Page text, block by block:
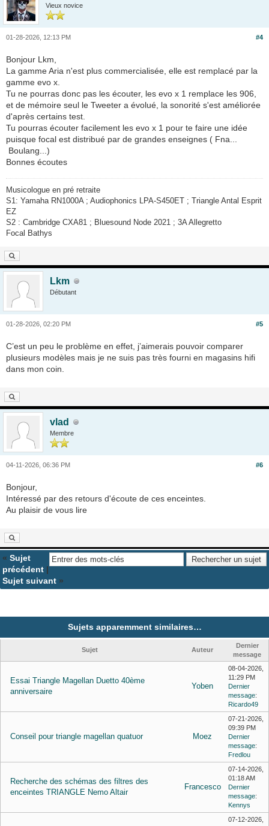
Vieux novice
#4
01-28-2026, 12:13 PM
Bonjour Lkm,
La gamme Aria n'est plus commercialisée, elle est remplacé par la
gamme evo x.
Tu ne pourras donc pas les écouter, les evo x 1 remplace les 906,
et de mémoire seul le Tweeter a évolué, la sonorité s'est améliorée
d'après certains test.
Tu pourras écouter facilement les evo x 1 pour te faire une idée
puisque focal est distribué par de grandes enseignes ( Fna...
Boulang...)
Bonnes écoutes
Musicologue en pré retraite
S1: Yamaha RN1000A ; Audiophonics LPA-S450ET ; Triangle Antal Esprit
EZ
S2 : Cambridge CXA81 ; Bluesound Node 2021 ; 3A Allegretto
Focal Bathys
Lkm
Débutant
#5
01-28-2026, 02:20 PM
C’est un peu le problème en effet, j’aimerais pouvoir comparer
plusieurs modèles mais je ne suis pas très fourni en magasins hifi
dans mon coin.
vlad
Membre
#6
04-11-2026, 06:36 PM
Bonjour,
Intéressé par des retours d'écoute de ces enceintes.
Au plaisir de vous lire
« Sujet
précédent |
Sujet suivant »
Sujets apparemment similaires…
Sujet Auteur
Dernier
message
Essai Triangle Magellan Duetto 40ème
anniversaire
Yoben
08-04-2026,
11:29 PM
Dernier
message:
Ricardo49
Conseil pour triangle magellan quatuor Moez
07-21-2026,
09:39 PM
Dernier
message:
Fredlou
Recherche des schémas des filtres des
enceintes TRIANGLE Nemo Altair
Francesco
07-14-2026,
01:18 AM
Dernier
message:
Kennys
07-12-2026,